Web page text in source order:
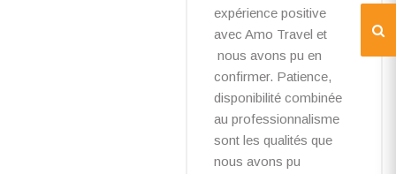
expérience positive
avec Amo Travel et
nous avons pu en
confirmer. Patience,
disponibilité combinée
au professionnalisme
sont les qualités que
nous avons pu